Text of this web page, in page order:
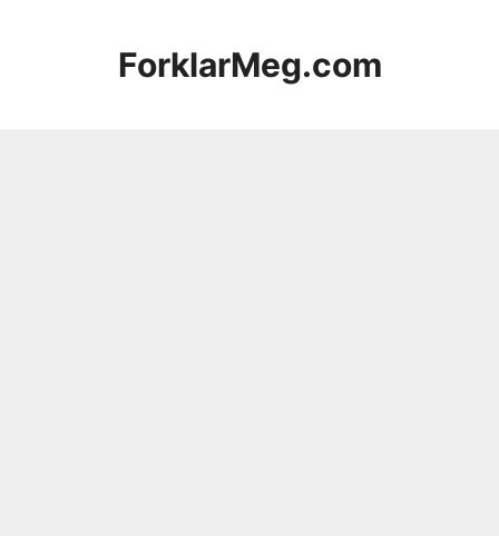
ForklarMeg.com